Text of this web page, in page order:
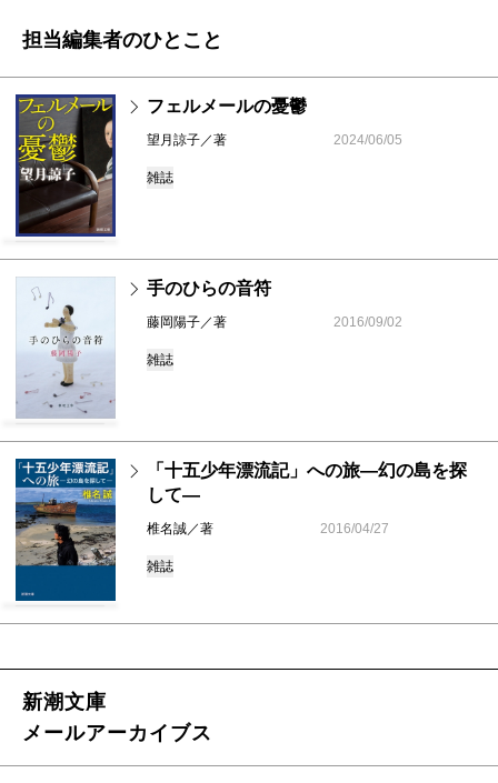
担当編集者のひとこと
フェルメールの憂鬱
望月諒子／著 2024/06/05
雑誌
手のひらの音符
藤岡陽子／著 2016/09/02
雑誌
「十五少年漂流記」への旅―幻の島を探
して―
椎名誠／著 2016/04/27
雑誌
新潮文庫
メールアーカイブス